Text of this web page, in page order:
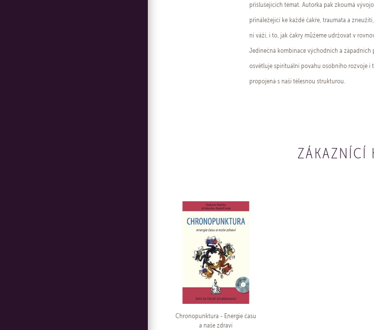
příslušejících témat. Autorka pak zkoumá
přináležející ke každé čakře, traumata a
ní váží, i to, jak čakry můžeme udržovat v
Jedinečná kombinace východních a západních
osvětluje spirituální povahu osobního rozvoje i
propojená s naší tělesnou strukturou.
ZÁKAZNÍCÍ
Chronopunktura - Energie času
a naše zdraví